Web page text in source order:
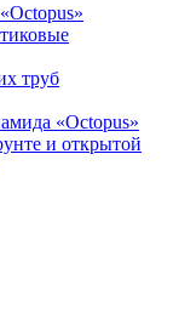
труб
«Octopus»
и открытой